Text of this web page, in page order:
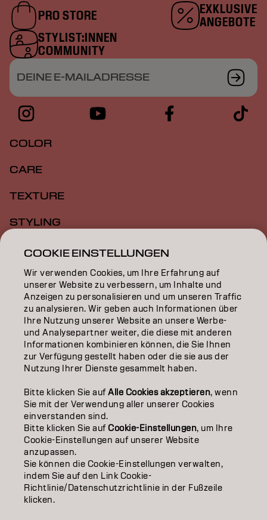
PRO STORE
EXKLUSIVE
ANGEBOTE
STYLIST:INNEN
COMMUNITY
DEINE E-MAILADRESSE
COLOR
CARE
TEXTURE
STYLING
INSPIRATION
EDUCATION
ÜBER
SALON FINDER
PARTNER WERDEN
ImpressumDatenschutzerklärungCookie Policy
NutzungsbedingungenBarrierefreiheitserklärung
CH | German
COOKIE EINSTELLUNGEN
Wir verwenden Cookies, um Ihre Erfahrung auf
unserer Website zu verbessern, um Inhalte und
Anzeigen zu personalisieren und um unseren Traffic
zu analysieren. Wir geben auch Informationen über
Ihre Nutzung unserer Website an unsere Werbe-
und Analysepartner weiter, die diese mit anderen
Informationen kombinieren können, die Sie Ihnen
zur Verfügung gestellt haben oder die sie aus der
Nutzung Ihrer Dienste gesammelt haben.
Bitte klicken Sie aufAlle Cookies akzeptieren, wenn
Sie mit der Verwendung aller unserer Cookies
einverstanden sind.
Bitte klicken Sie aufCookie-Einstellungen, um Ihre
Cookie-Einstellungen auf unserer Website
anzupassen.
Sie können die Cookie-Einstellungen verwalten,
indem Sie auf den Link Cookie-
Richtlinie/Datenschutzrichtlinie in der Fußzeile
klicken.